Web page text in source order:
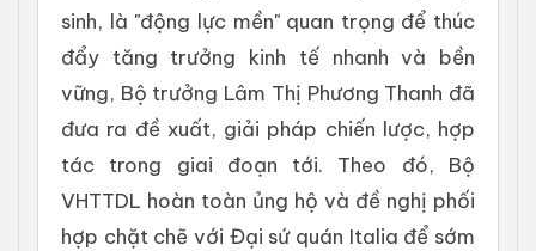
sinh, là "động lực mền" quan trọng để thúc
đẩy tăng trưởng kinh tế nhanh và bền
vững, Bộ trưởng Lâm Thị Phương Thanh đã
đưa ra đề xuất, giải pháp chiến lược, hợp
tác trong giai đoạn tới. Theo đó, Bộ
VHTTDL hoàn toàn ủng hộ và đề nghị phối
hợp chặt chẽ với Đại sứ quán Italia để sớm